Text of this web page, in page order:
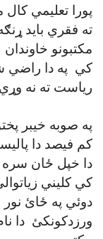
پورا تعليمي
ته فقري بايد
مکتبونو
کي په دا راضي
رياست ته نه وړي
په صوبه خيبر
کم فيصد دا
دا خپل ځان
کي کليني
دوئي په ځائ
ورزدکونکئ دا